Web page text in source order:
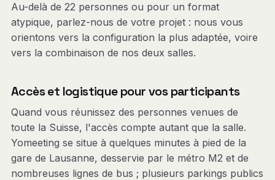
Au-delà de 22 personnes ou pour un format
atypique, parlez-nous de votre projet : nous vous
orientons vers la configuration la plus adaptée, voire
vers la combinaison de nos deux salles.
Accès et logistique pour vos participants
Quand vous réunissez des personnes venues de
toute la Suisse, l'accès compte autant que la salle.
Yomeeting se situe à quelques minutes à pied de la
gare de Lausanne, desservie par le métro M2 et de
nombreuses lignes de bus ; plusieurs parkings publics